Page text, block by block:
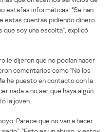
estafas informáticas. “Se han
estas cuentas pidiendo dinero
soy una escolta”, explicó
le dijeron que no podían hacer
comentarios como “No los
he puesto en contacto con la
nada a no ser que haya algún
la joven.
Parece que no van a hacer